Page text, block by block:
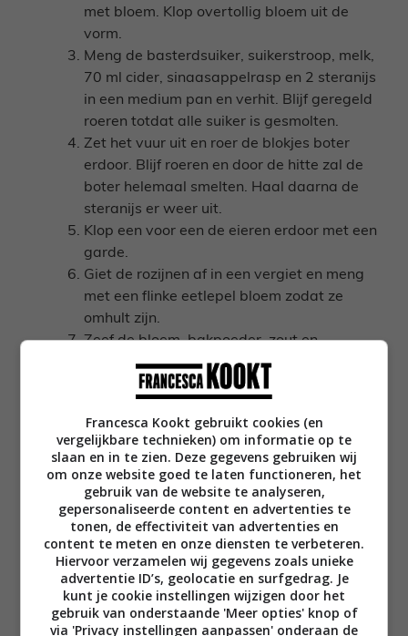
met bloem. Klop overtollig bloem uit de
vorm.
Meng de basterdsuiker, suikerstroop, melk,
70 ml cider, sinaasappelrasp en 2 steranijs
in een medium pan en verhit. Blijf geregeld
roeren totdat alle suiker is gesmolten.
Zet het vuur uit en roer de blokjes boter
erdoor. Blijf roeren en door de hitte zal de
boter helemaal smelten. Haal daarna de
steranijs er weer uit.
Klop een voor een de eieren erdoor met een
garde.
Giet de rozijnen af in een vergiet en meng
met een flinke eetlepel bloem zodat ze
omhult zijn.
Zeef de bloem, bakpoeder, zout en
specerijen erboven en roer daarna door het
mengsel samen met de rozijnen totdat alles
beslag.
Schenk over in de tulbandvorm en zet in de
oven. Bak de cake 55 tot 65 minuten. Bij 55
minuten kwam deze er bij mij net nog een
beetje sticky uit. Wil je ‘m iets gaarder, zet
dan wat langer in de oven. Doe de test met
een satéprikker om zeker te zijn. Laat
helemaal afkoelen in de vorm en stort op een
bord.
Terwijl de tulband in de oven staat, maak je
Francesca Kookt gebruikt cookies (en
vergelijkbare technieken) om informatie op te
slaan en in te zien. Deze gegevens gebruiken wij
om onze website goed te laten functioneren, het
gebruik van de website te analyseren,
gepersonaliseerde content en advertenties te
tonen, de effectiviteit van advertenties en
content te meten en onze diensten te verbeteren.
Hiervoor verzamelen wij gegevens zoals unieke
advertentie ID’s, geolocatie en surfgedrag. Je
kunt je cookie instellingen wijzigen door het
gebruik van onderstaande 'Meer opties' knop of
via 'Privacy instellingen aanpassen' onderaan de